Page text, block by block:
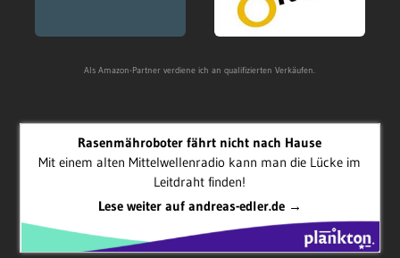
Als Amazon-Partner verdiene ich an qualifizierten Verkäufen.
Rasenmähroboter fährt nicht nach Hause
Mit einem alten Mittelwellenradio kann man die Lücke im
Leitdraht finden!
Lese weiter auf andreas-edler.de →